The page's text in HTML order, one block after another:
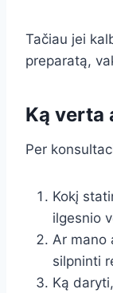
Tačiau jei
preparatą,
Ką verta
Per
Kokį
ilgesnio
Ar mano
silpninti
Ką